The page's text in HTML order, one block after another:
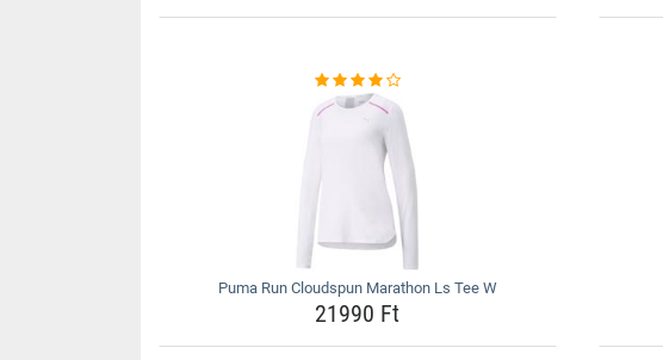
Puma Run Cloudspun Marathon Ls Tee W
21990 Ft